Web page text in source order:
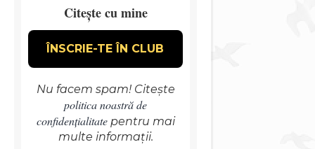
Citește cu mine
Nu facem spam! Citește
politica noastră de
confidențialitatepentru mai
multe informații.